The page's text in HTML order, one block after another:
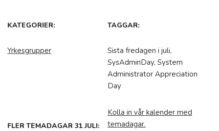
KATEGORIER:
Yrkesgrupper
TAGGAR:
Sista fredagen i juli,
SysAdminDay, System
Administrator Appreciation
Day
FLER TEMADAGAR 31 JULI:
Kolla in vår kalender med
temadagar.